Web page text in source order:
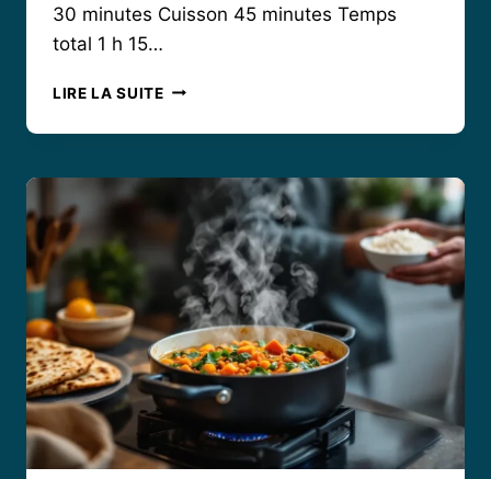
30 minutes Cuisson 45 minutes Temps
total 1 h 15…
LIRE LA SUITECOMMENT
LE
CON
CARNE
CYRIL
LIGNAC